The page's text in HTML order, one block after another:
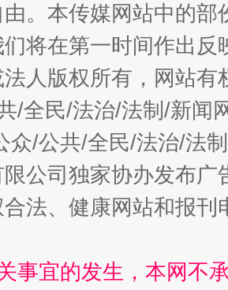
库”的免责幌子
。本传媒网站中的
将在第一时间作出
人版权所有，网站
/全民/法治/法制/新闻
众/公共/全民/法治/法
限公司独家协办发布
法、健康网站和报
事宜的发生，本网不